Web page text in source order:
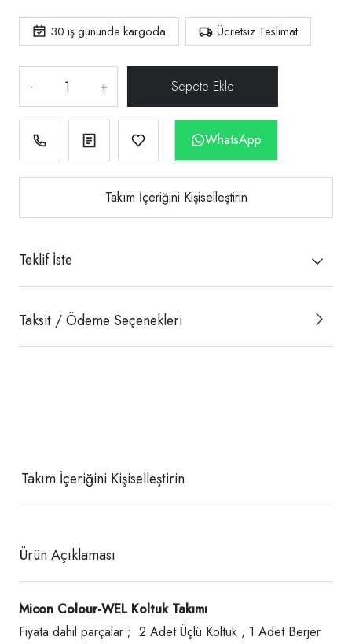
30 iş gününde kargoda Ücretsiz Teslimat
- +
WhatsApp
Takım İçeriğini Kişiselleştirin
Teklif İste
Taksit / Ödeme Seçenekleri
Takım İçeriğini Kişiselleştirin
Ürün Açıklaması
Micon Colour-WEL Koltuk Takımı
Fiyata dahil parçalar ; 2 Adet Üçlü Koltuk , 1 Adet Berjer